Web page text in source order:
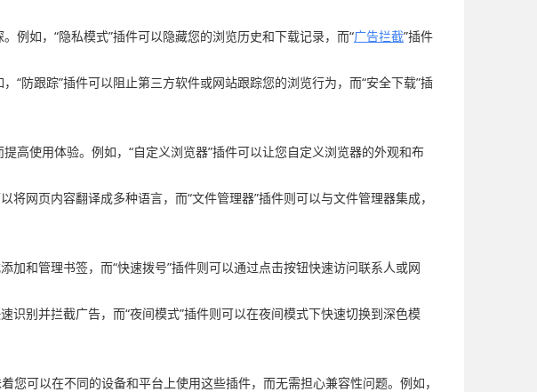
例如，“隐私模式”插件可以隐藏您的浏览历史和下载记录，而“广告拦截”插件
防跟踪”插件可以阻止第三方软件或网站跟踪您的浏览行为，而“安全下载”插
高使用体验。例如，“自定义浏览器”插件可以让您自定义浏览器的外观和布
网页内容翻译成多种语言，而“文件管理器”插件则可以与文件管理器集成，
和管理书签，而“快速拨号”插件则可以通过点击按钮快速访问联系人或网
别并拦截广告，而“夜间模式”插件则可以在夜间模式下快速切换到深色模
可以在不同的设备和平台上使用这些插件，而无需担心兼容性问题。例如，